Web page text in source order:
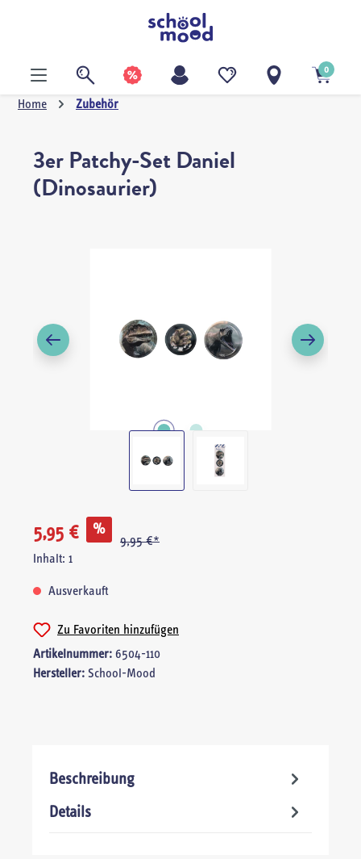
0
Home Zubehör
3er Patchy-Set Daniel
(Dinosaurier)
5,95 € %
9,95 €*
Inhalt: 1
Ausverkauft
Zu Favoriten hinzufügen
Artikelnummer: 6504-110
Hersteller: School-Mood
Beschreibung
Details